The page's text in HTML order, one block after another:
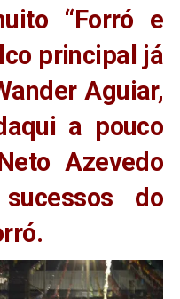
“Forró e
principal já
Aguiar,
a pouco
Azevedo
do